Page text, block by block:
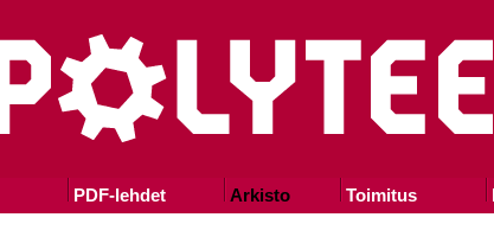
PDF-lehdet Arkisto Toimitus